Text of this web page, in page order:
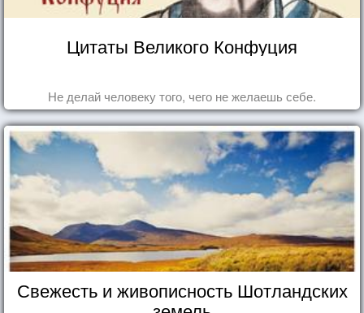
Цитаты Великого Конфуция
Не делай человеку того, чего не желаешь себе.
Свежесть и живописность Шотландских